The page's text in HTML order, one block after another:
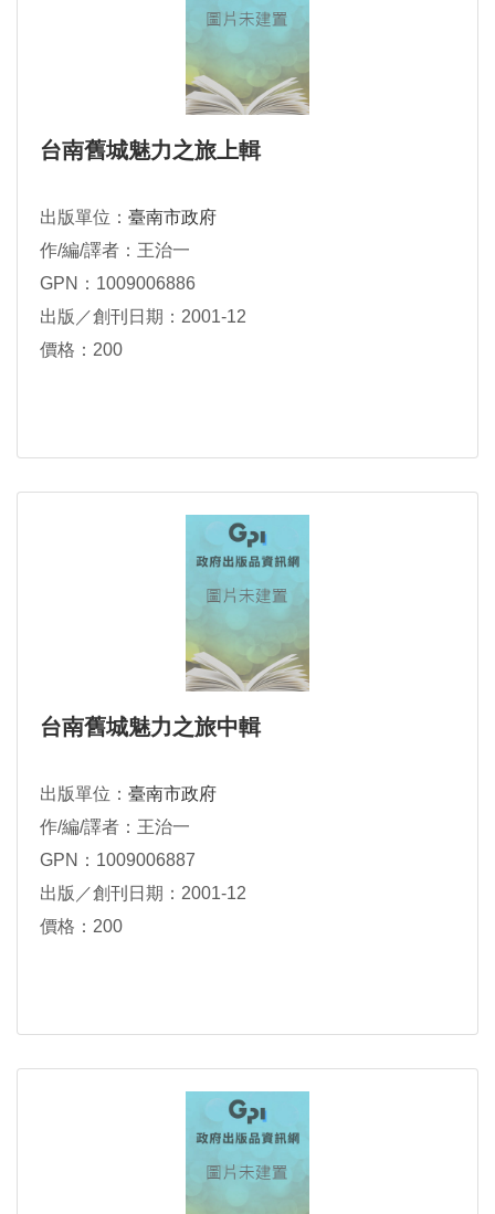
台南舊城魅力之旅上輯
出版單位： 臺南市政府
作/編/譯者：王治一
GPN：1009006886
出版／創刊日期：2001-12
價格：200
台南舊城魅力之旅中輯
出版單位： 臺南市政府
作/編/譯者：王治一
GPN：1009006887
出版／創刊日期：2001-12
價格：200